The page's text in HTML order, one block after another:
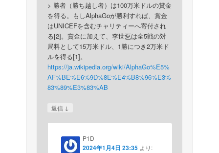
> 勝者（勝ち越し者）は100万米ドルの賞金
を得る。もしAlphaGoが勝利すれば、賞金
はUNICEFを含むチャリティーへ寄付され
る[2]。賞金に加えて、李世乭は全5戦の対
局料として15万米ドル、1勝につき2万米ド
ルを得る[1]。
https://ja.wikipedia.org/wiki/AlphaGo%E5%
AF%BE%E6%9D%8E%E4%B8%96%E3%
83%89%E3%83%AB
返信 ↓
P1D
2024年1月4日 23:35 より: